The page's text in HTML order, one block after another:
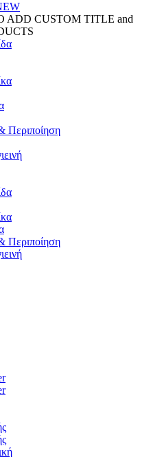
ADD CUSTOM TITLE and
Περιποίηση
Περιποίηση